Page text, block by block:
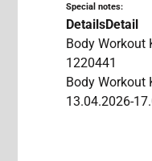
Special notes:
DetailsDetail
Body Workout
1220441
Body Workout
13.04.2026-